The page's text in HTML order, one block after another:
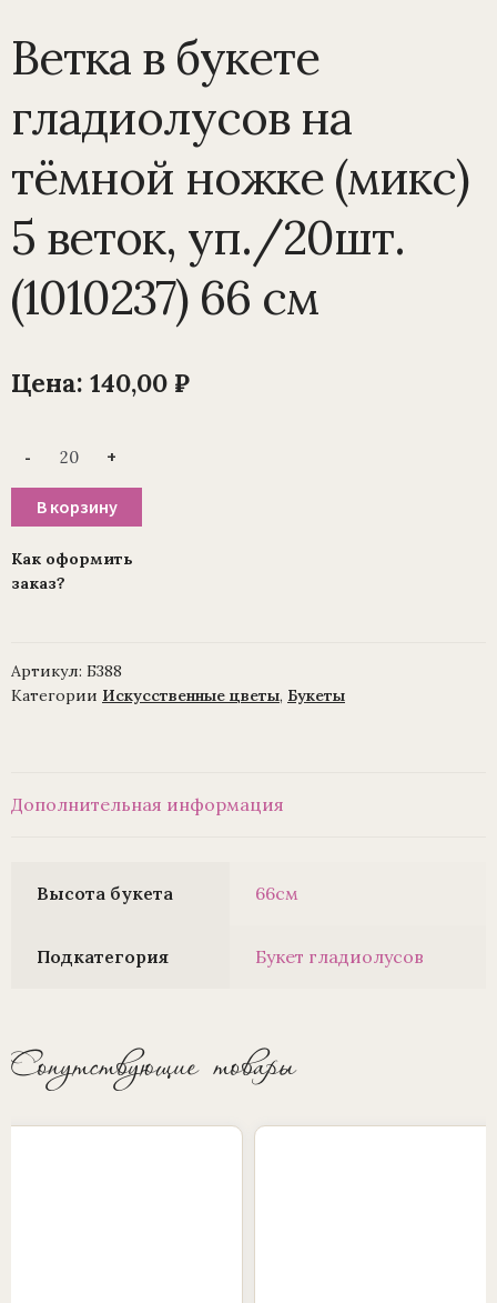
Ветка в букете
гладиолусов на
тёмной ножке (микс)
5 веток, уп./20шт.
(1010237) 66 см
Цена: 140,00 ₽
-
товара
в
букете
гладиолусов
на
тёмной
ножке
(1010237)
66
+
В корзину
Как оформить
заказ?
Артикул: Б388
Категории Искусственные цветы, Букеты
Дополнительная информация
Высота букета 66см
Подкатегория Букет гладиолусов
Сопутствующие товары